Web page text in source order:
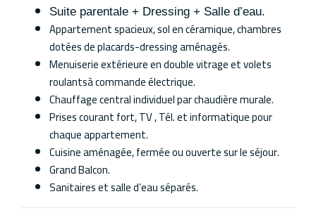
Suite parentale + Dressing + Salle d’eau.
Appartement spacieux, sol en céramique, chambres
dotées de placards-dressing aménagés.
Menuiserie extérieure en double vitrage et volets
roulantsà commande électrique.
Chauffage central individuel par chaudière murale.
Prises courant fort, TV , Tél. et informatique pour
chaque appartement.
Cuisine aménagée, fermée ou ouverte sur le séjour.
Grand Balcon.
Sanitaires et salle d’eau séparés.